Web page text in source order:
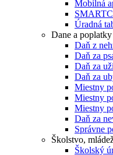
Mobilná
Úradná
Dane a poplatky
Daň z
Daň za
Daň za
Daň za
Miestny
Miestny
Miestny
Daň za
Správne
Školstvo,
Školský